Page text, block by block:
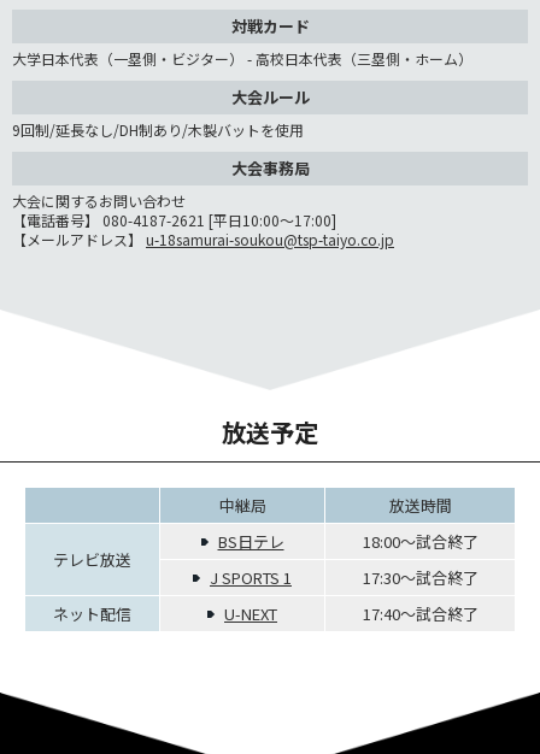
対戦カード
大学日本代表（一塁側・ビジター） - 高校日本代表（三塁側・ホーム）
大会ルール
9回制/延長なし/DH制あり/木製バットを使用
大会事務局
大会に関するお問い合わせ
【電話番号】 080-4187-2621 [平日10:00～17:00]
【メールアドレス】 u-18samurai-soukou@tsp-taiyo.co.jp
放送予定
中継局 放送時間
テレビ放送
BS日テレ
18:00～試合終了
J SPORTS 1
17:30～試合終了
ネット配信
U-NEXT 17:40～試合終了